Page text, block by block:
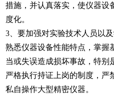
措施，并认真落实，使仪器设
度化。
3、要加强对实验技术人员以
熟悉仪器设备性能特点，掌握
当或失误造成损坏事故，特别
严格执行持证上岗的制度，严
私自操作大型精密仪器。